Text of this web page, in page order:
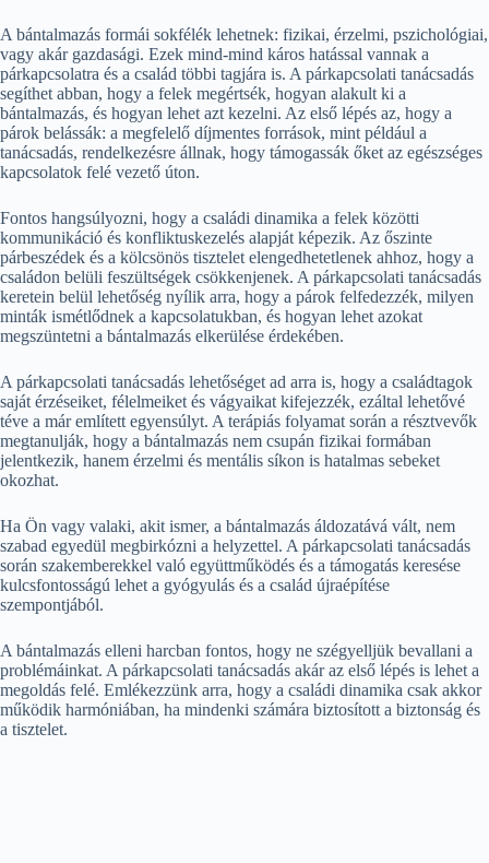
A bántalmazás formái sokfélék lehetnek: fizikai, érzelmi, pszichológiai,
vagy akár gazdasági. Ezek mind-mind káros hatással vannak a
párkapcsolatra és a család többi tagjára is. A párkapcsolati tanácsadás
segíthet abban, hogy a felek megértsék, hogyan alakult ki a
bántalmazás, és hogyan lehet azt kezelni. Az első lépés az, hogy a
párok belássák: a megfelelő díjmentes források, mint például a
tanácsadás, rendelkezésre állnak, hogy támogassák őket az egészséges
kapcsolatok felé vezető úton.
Fontos hangsúlyozni, hogy a családi dinamika a felek közötti
kommunikáció és konfliktuskezelés alapját képezik. Az őszinte
párbeszédek és a kölcsönös tisztelet elengedhetetlenek ahhoz, hogy a
családon belüli feszültségek csökkenjenek. A párkapcsolati tanácsadás
keretein belül lehetőség nyílik arra, hogy a párok felfedezzék, milyen
minták ismétlődnek a kapcsolatukban, és hogyan lehet azokat
megszüntetni a bántalmazás elkerülése érdekében.
A párkapcsolati tanácsadás lehetőséget ad arra is, hogy a családtagok
saját érzéseiket, félelmeiket és vágyaikat kifejezzék, ezáltal lehetővé
téve a már említett egyensúlyt. A terápiás folyamat során a résztvevők
megtanulják, hogy a bántalmazás nem csupán fizikai formában
jelentkezik, hanem érzelmi és mentális síkon is hatalmas sebeket
okozhat.
Ha Ön vagy valaki, akit ismer, a bántalmazás áldozatává vált, nem
szabad egyedül megbirkózni a helyzettel. A párkapcsolati tanácsadás
során szakemberekkel való együttműködés és a támogatás keresése
kulcsfontosságú lehet a gyógyulás és a család újraépítése
szempontjából.
A bántalmazás elleni harcban fontos, hogy ne szégyelljük bevallani a
problémáinkat. A párkapcsolati tanácsadás akár az első lépés is lehet a
megoldás felé. Emlékezzünk arra, hogy a családi dinamika csak akkor
működik harmóniában, ha mindenki számára biztosított a biztonság és
a tisztelet.